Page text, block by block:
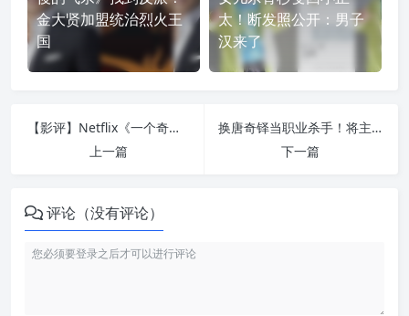
金大贤加盟统治烈火王
国
太！断发照公开：男子
汉来了
【影评】Netflix《一个奇迹的诞生》： 中规中矩却意外打动人心的真人真事改编
上一篇
换唐奇铎当职业杀手！将主演《疾速追杀4》编剧操刀的惊悚动作片《峡谷》
下一篇
评论（没有评论）